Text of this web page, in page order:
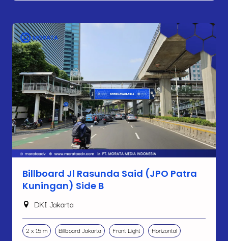
Billboard Jl Rasunda Said (JPO Patra
Kuningan) Side B
DKI Jakarta
2 x 15 m Billboard Jakarta Front Light Horizontal